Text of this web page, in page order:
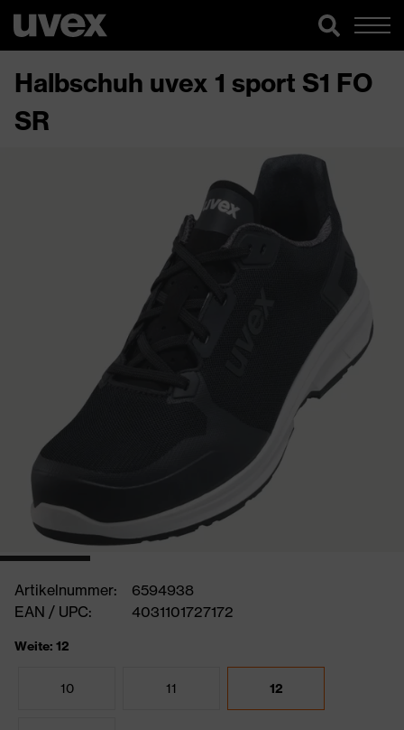
Halbschuh uvex 1 sport S1 FO
SR
Artikelnummer:
6594938
EAN / UPC:
4031101727172
Weite: 12
10 11 12